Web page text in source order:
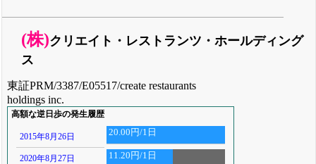
(株)クリエイト・レストランツ・ホールディング
ス
東証PRM/3387/E05517/create restaurants
holdings inc.
高額な逆日歩の発生履歴
2015年8月26日 20.00円/1日
2020年8月27日 11.20円/1日